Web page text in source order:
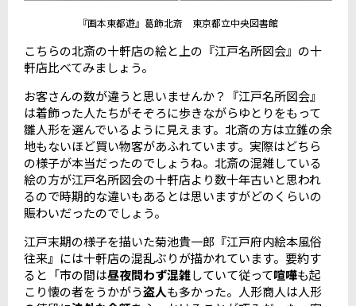
『画本東都遊』葛飾北斎 東京都立中央図書館
こちらの北斎の十軒店の絵と上の『江戸名所図会』の十
軒店比べてみましょう。
お客さんの数が違うと思いませんか？『江戸名所図会』
は着飾った人たちがそぞろに歩きながらゆとりをもって
雛人形を選んでいるように見えます。北斎の方は立錐の余
地もないほど買い物客があふれています。実際はどちら
の様子が本当だったのでしょうね。北斎の混雑している
絵の方が江戸名所図会の十軒店より数十年古いと思われ
るので時期的な違いもあるとは思いますがどのくらいの
賑わいだったのでしょう。
江戸末期の様子を描いた菊池貴一郎『江戸府内絵本風俗
往来』には十軒店の混乱ぶりが描かれています。要約す
ると「市の間は昼夜問わず混雑していて従って喧嘩も起
こり懐の者をうかがう盗人も多かった。人形商人は人形